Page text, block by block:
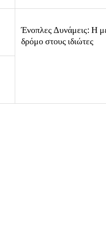
Ένοπλες Δυνάμεις: Η
δρόμο στους ιδιώτες